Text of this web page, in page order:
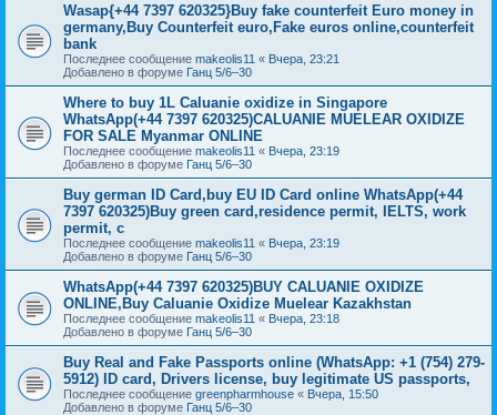
Wasap{+44 7397 620325}Buy fake counterfeit Euro money in
germany,Buy Counterfeit euro,Fake euros online,counterfeit
bank
Последнее сообщение makeolis11 « Вчера, 23:21
Добавлено в форуме Ганц 5/6–30
Where to buy 1L Caluanie oxidize in Singapore
WhatsApp(+44 7397 620325)CALUANIE MUELEAR OXIDIZE
FOR SALE Myanmar ONLINE
Последнее сообщение makeolis11 « Вчера, 23:19
Добавлено в форуме Ганц 5/6–30
Buy german ID Card,buy EU ID Card online WhatsApp(+44
7397 620325)Buy green card,residence permit, IELTS, work
permit, c
Последнее сообщение makeolis11 « Вчера, 23:19
Добавлено в форуме Ганц 5/6–30
WhatsApp(+44 7397 620325)BUY CALUANIE OXIDIZE
ONLINE,Buy Caluanie Oxidize Muelear Kazakhstan
Последнее сообщение makeolis11 « Вчера, 23:18
Добавлено в форуме Ганц 5/6–30
Buy Real and Fake Passports online (WhatsApp: +1 (754) 279-
5912) ID card, Drivers license, buy legitimate US passports,
Последнее сообщение greenpharmhouse « Вчера, 15:50
Добавлено в форуме Ганц 5/6–30